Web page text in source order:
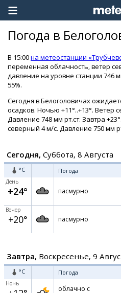
Погода в
В 15:00на метеостанции
переменная облачность, ветер
давление на уровне станции 746
55%.
Сегодня в Белоголовичах
осадков. Ночью +11°..+13°. Ветер
Давление 748 мм рт.ст. Завтра
северный 4 м/с. Давление 750 мм
Сегодня, Суббота, 8 Августа
°C Погода
День
+24° пасмурно
Вечер
+20° пасмурно
Завтра, Воскресенье, 9
°C Погода
Ночь
облачно с